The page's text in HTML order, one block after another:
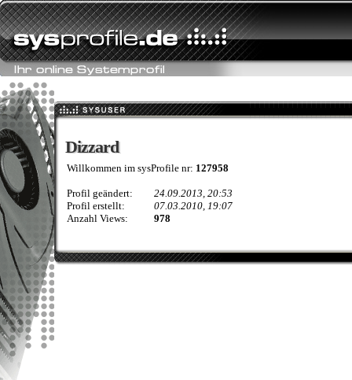
Dizzard
Dizzard
Willkommen im sysProfile nr: 127958
Profil geändert:
24.09.2013, 20:53
Profil erstellt:
07.03.2010, 19:07
Anzahl Views:
978